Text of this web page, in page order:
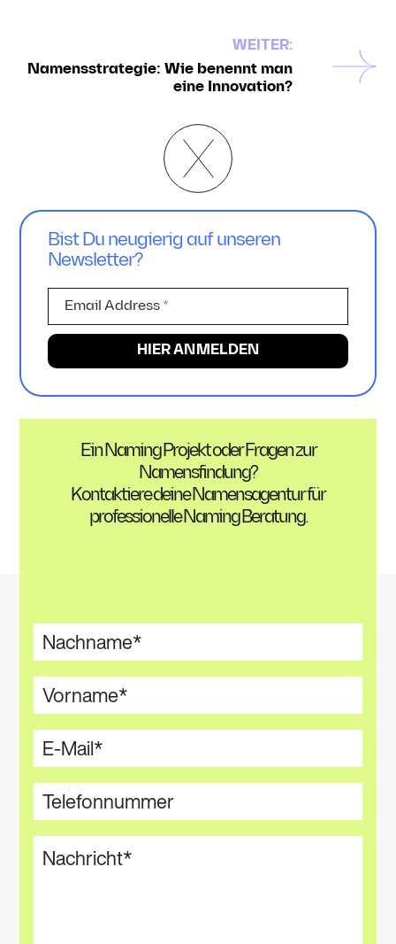
WEITER:
Namensstrategie: Wie benennt man
eine Innovation?
Bist Du neugierig auf unseren
Newsletter?
Ein Naming Projekt oder Fragen zur
Namensfindung?
Kontaktiere deine Namensagentur für
professionelle Naming Beratung.